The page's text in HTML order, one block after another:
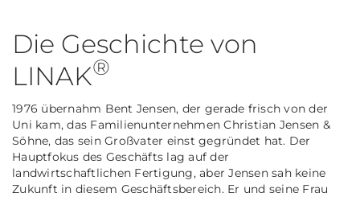
Die Geschichte von
LINAK®
1976 übernahm Bent Jensen, der gerade frisch von der
Uni kam, das Familienunternehmen Christian Jensen &
Söhne, das sein Großvater einst gegründet hat. Der
Hauptfokus des Geschäfts lag auf der
landwirtschaftlichen Fertigung, aber Jensen sah keine
Zukunft in diesem Geschäftsbereich. Er und seine Frau